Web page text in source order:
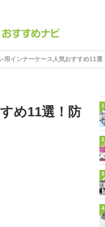
用インナーケース人気おすすめ11
め11選！防
1
2
3
4